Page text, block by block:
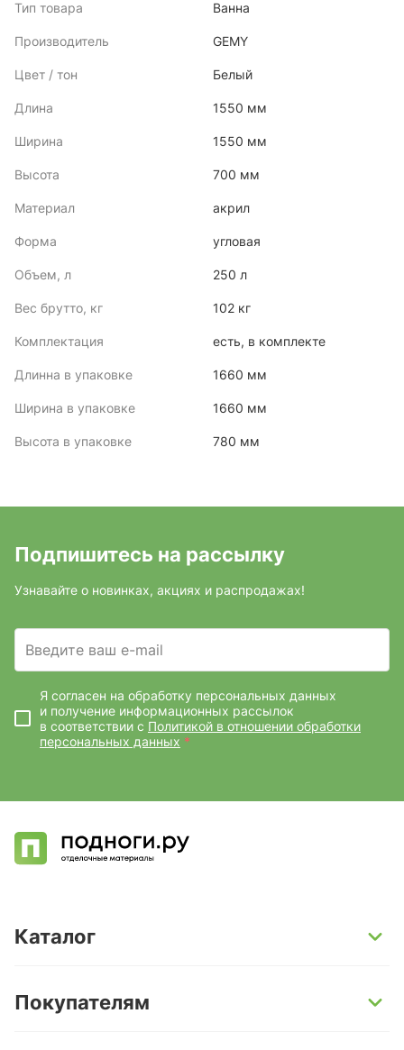
Тип товара Ванна
Производитель GEMY
Цвет / тон Белый
Длина 1550 мм
Ширина 1550 мм
Высота 700 мм
Материал акрил
Форма угловая
Объем, л 250 л
Вес брутто, кг 102 кг
Комплектация есть, в комплекте
Длинна в упаковке 1660 мм
Ширина в упаковке 1660 мм
Высота в упаковке 780 мм
Подпишитесь на рассылку
Узнавайте о новинках, акциях и распродажах!
Введите ваш e-mail
Я согласен на обработку персональных данных
и получение информационных рассылок
в соответствии с Политикой в отношении обработки
персональных данных *
Каталог
Кварц-винил и LVT-плитка
Покупателям